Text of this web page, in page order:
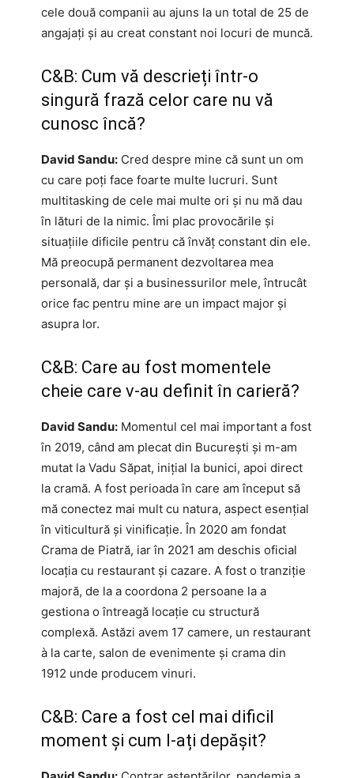
cele două companii au ajuns la un total de 25 de
angajați și au creat constant noi locuri de muncă.
C&B: Cum vă descrieți într-o
singură frază celor care nu vă
cunosc încă?
David Sandu: Cred despre mine că sunt un om
cu care poți face foarte multe lucruri. Sunt
multitasking de cele mai multe ori și nu mă dau
în lături de la nimic. Îmi plac provocările și
situațiile dificile pentru că învăț constant din ele.
Mă preocupă permanent dezvoltarea mea
personală, dar și a businessurilor mele, întrucât
orice fac pentru mine are un impact major și
asupra lor.
C&B: Care au fost momentele
cheie care v-au definit în carieră?
David Sandu: Momentul cel mai important a fost
în 2019, când am plecat din București și m-am
mutat la Vadu Săpat, inițial la bunici, apoi direct
la cramă. A fost perioada în care am început să
mă conectez mai mult cu natura, aspect esențial
în viticultură și vinificație. În 2020 am fondat
Crama de Piatră, iar în 2021 am deschis oficial
locația cu restaurant și cazare. A fost o tranziție
majoră, de la a coordona 2 persoane la a
gestiona o întreagă locație cu structură
complexă. Astăzi avem 17 camere, un restaurant
à la carte, salon de evenimente și crama din
1912 unde producem vinuri.
C&B: Care a fost cel mai dificil
moment și cum l-ați depășit?